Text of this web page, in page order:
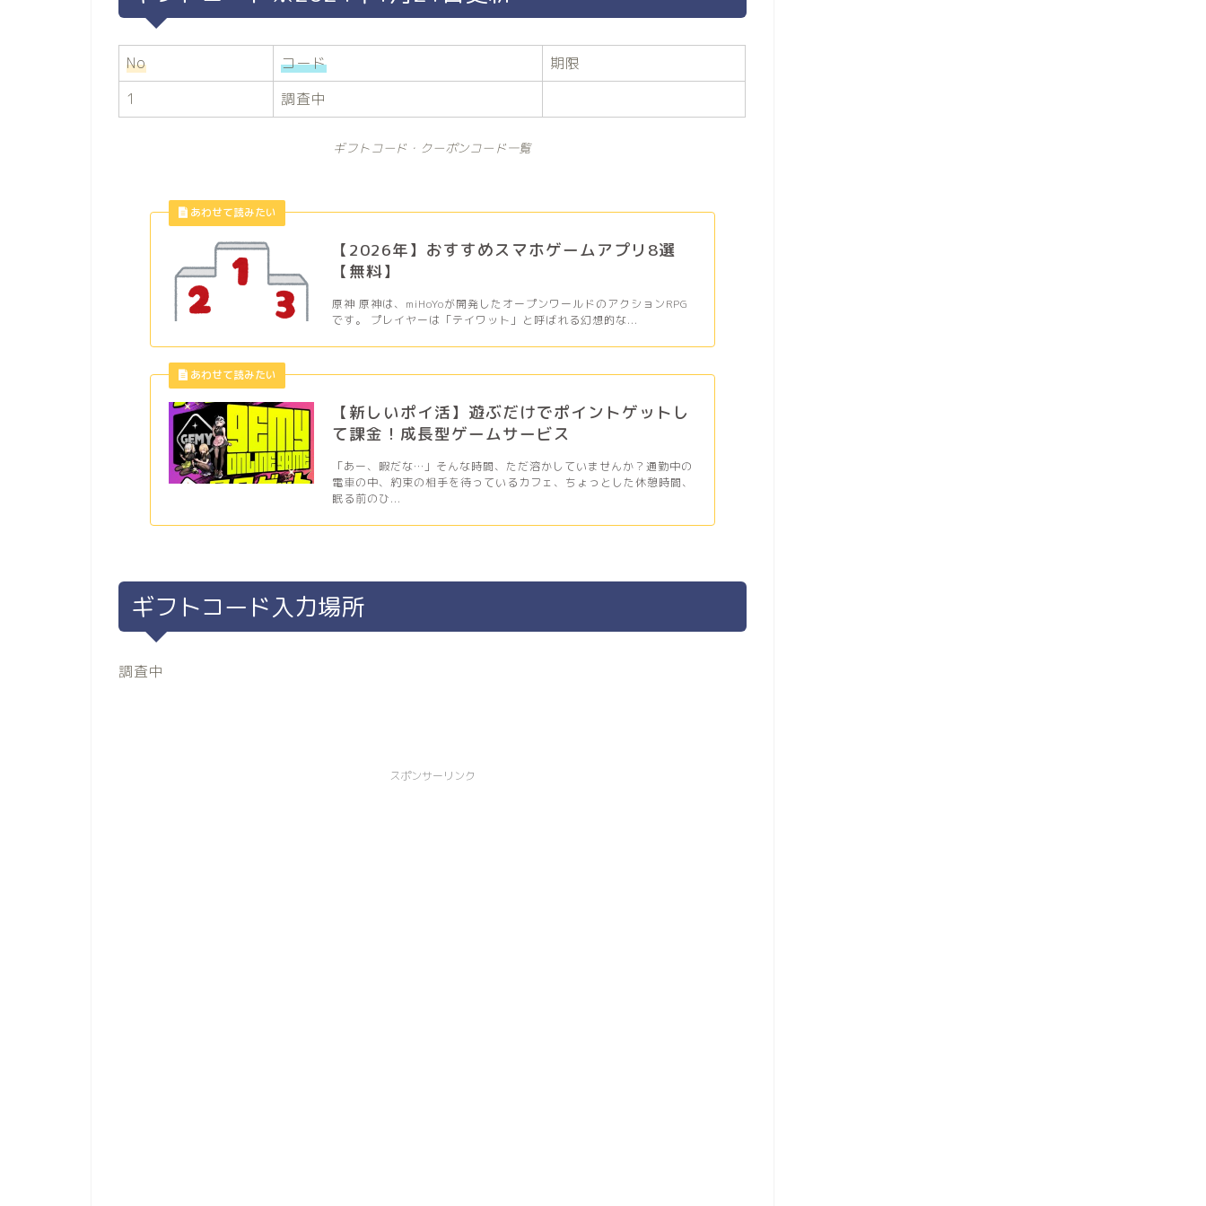
No コード
期限
1
調査中
ギフトコード・クーポンコード一覧
【2026年】おすすめスマホゲームアプリ8選
【無料】
原神 原神は、miHoYoが開発したオープンワールドのアクションRPG
です。 プレイヤーは「テイワット」と呼ばれる幻想的な...
【新しいポイ活】遊ぶだけでポイントゲットし
て課金！成長型ゲームサービス
「あー、暇だな…」そんな時間、ただ溶かしていませんか？通勤中の
電車の中、約束の相手を待っているカフェ、ちょっとした休憩時間、
眠る前のひ...
ギフトコード入力場所
調査中
スポンサーリンク